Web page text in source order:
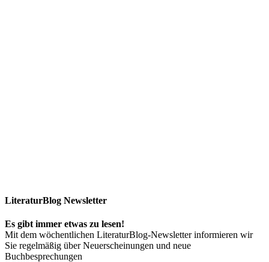
LiteraturBlog Newsletter
Es gibt immer etwas zu lesen!
Mit dem wöchentlichen LiteraturBlog-Newsletter informieren wir
Sie regelmäßig über Neuerscheinungen und neue
Buchbesprechungen